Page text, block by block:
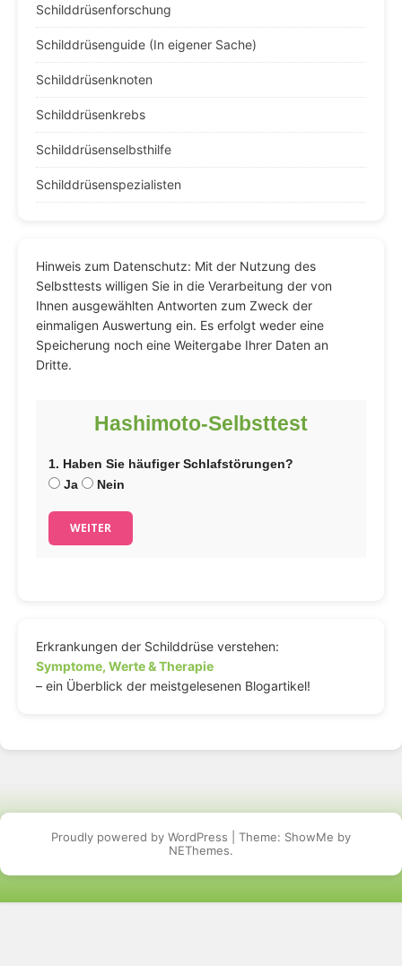
Schilddrüsenforschung
Schilddrüsenguide (In eigener Sache)
Schilddrüsenknoten
Schilddrüsenkrebs
Schilddrüsenselbsthilfe
Schilddrüsenspezialisten
Hinweis zum Datenschutz: Mit der Nutzung des
Selbsttests willigen Sie in die Verarbeitung der von
Ihnen ausgewählten Antworten zum Zweck der
einmaligen Auswertung ein. Es erfolgt weder eine
Speicherung noch eine Weitergabe Ihrer Daten an
Dritte.
Hashimoto-Selbsttest
1. Haben Sie häufiger Schlafstörungen?
Ja
Nein
WEITER
Erkrankungen der Schilddrüse verstehen:
Symptome, Werte & Therapie
– ein Überblick der meistgelesenen Blogartikel!
Proudly powered by WordPress
Theme: ShowMe by
NEThemes.